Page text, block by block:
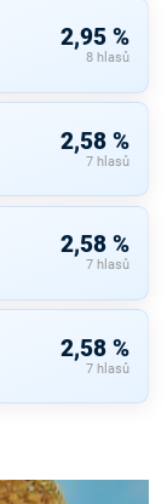
2,95 %
8 hlasů
2,58 %
7 hlasů
2,58 %
7 hlasů
2,58 %
7 hlasů